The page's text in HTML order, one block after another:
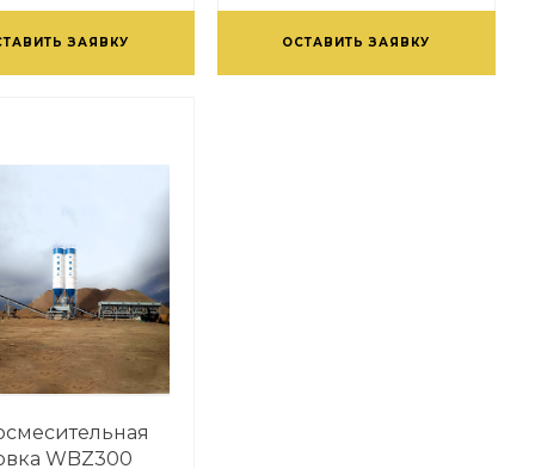
ЗАЯВКУ ОСТАВИТЬ ЗАЯВКУ
WBZ300